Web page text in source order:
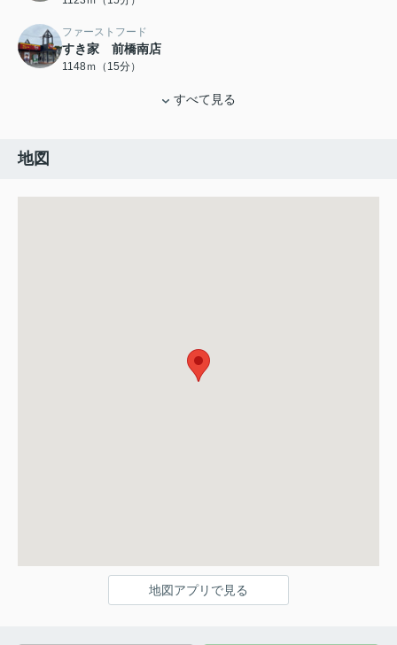
ファーストフード
すき家 前橋南店
1148ｍ（15分）
すべて見る
地図
地図アプリで見る